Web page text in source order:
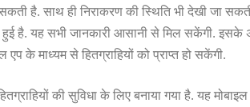
है. साथ ही निराकरण की स्थिति भी देखी जा
है. यह सभी जानकारी आसानी से मिल सकेंगी. इसके
एप के माध्यम से हितग्राहियों को प्राप्त हो सकेंगी.
की सुविधा के लिए बनाया गया है. यह